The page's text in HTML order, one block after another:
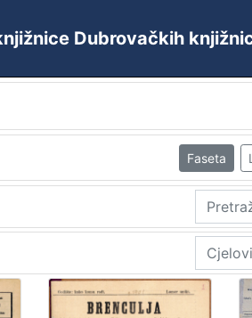
Dubrovačkih
Faseta